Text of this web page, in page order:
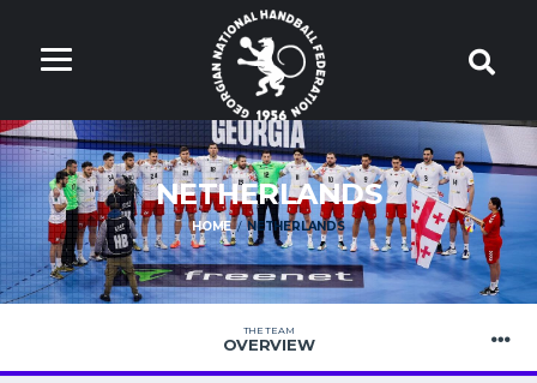
NETHERLANDS
HOME NETHERLANDS
THE TEAM
OVERVIEW